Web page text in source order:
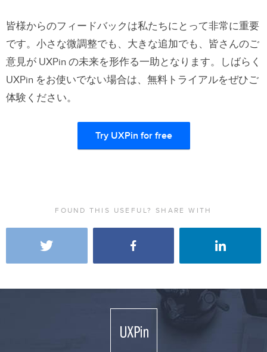
皆様からのフィードバックは私たちにとって非常に重要
です。 小さな微調整でも、大きな追加でも、皆さんのご
意見が UXPin の未来を形作る一助となります。しばらく
UXPin をお使いでない場合は、無料トライアルをぜひご
体験ください。
Try UXPin for free
FOUND THIS USEFUL? SHARE WITH